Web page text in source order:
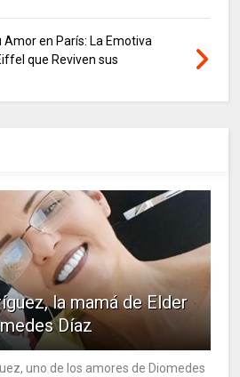
Amor en París: La Emotiva
que Reviven sus
la mamá de Elder
Díaz
uno de los amores de Diomedes